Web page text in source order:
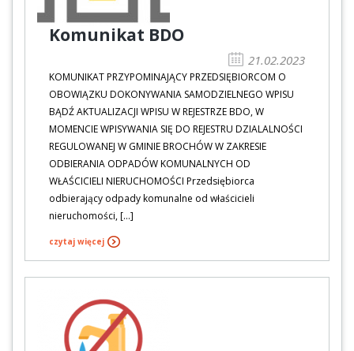
Komunikat BDO
21.02.2023
KOMUNIKAT PRZYPOMINAJĄCY PRZEDSIĘBIORCOM O
OBOWIĄZKU DOKONYWANIA SAMODZIELNEGO WPISU
BĄDŹ AKTUALIZACJI WPISU W REJESTRZE BDO, W
MOMENCIE WPISYWANIA SIĘ DO REJESTRU DZIALALNOŚCI
REGULOWANEJ W GMINIE BROCHÓW W ZAKRESIE
ODBIERANIA ODPADÓW KOMUNALNYCH OD
WŁAŚCICIELI NIERUCHOMOŚCI Przedsiębiorca
odbierający odpady komunalne od właścicieli
nieruchomości, […]
czytaj więcej